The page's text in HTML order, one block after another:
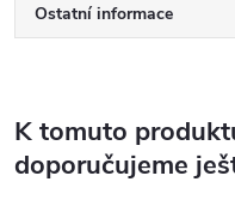
Ostatní informace
K tomuto
doporučujeme